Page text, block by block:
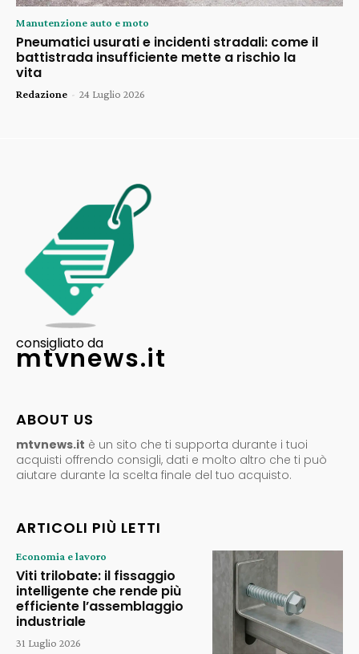
Manutenzione auto e moto
Pneumatici usurati e incidenti stradali: come il
battistrada insufficiente mette a rischio la
vita
Redazione - 24 Luglio 2026
consigliato da
mtvnews.it
ABOUT US
mtvnews.it è un sito che ti supporta durante i tuoi
acquisti offrendo consigli, dati e molto altro che ti può
aiutare durante la scelta finale del tuo acquisto.
ARTICOLI PIÙ LETTI
Economia e lavoro
Viti trilobate: il fissaggio
intelligente che rende più
efficiente l’assemblaggio
industriale
31 Luglio 2026